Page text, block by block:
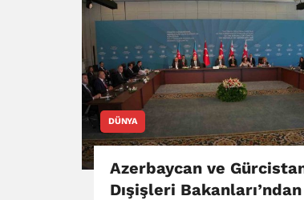
DÜNYA
Azerbaycan ve
Dışişleri Bakanları’ndan